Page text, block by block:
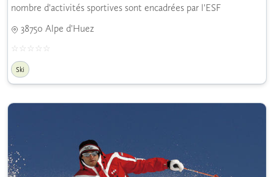
nombre d'activités sportives sont encadrées par l'ESF
38750 Alpe d'Huez
Ski